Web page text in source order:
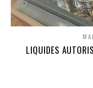
LIQUIDES